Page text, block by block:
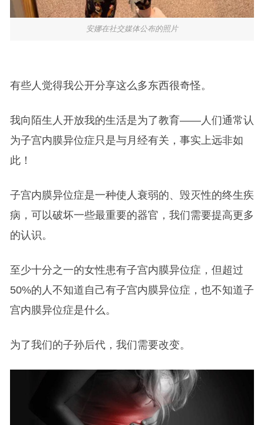
安娜在社交媒体公布的照片
有些人觉得我公开分享这么多东西很奇怪。
我向陌生人开放我的生活是为了教育——人们通常认
为子宫内膜异位症只是与月经有关，事实上远非如
此！
子宫内膜异位症是一种使人衰弱的、毁灭性的终生疾
病，可以破坏一些最重要的器官，我们需要提高更多
的认识。
至少十分之一的女性患有子宫内膜异位症，但超过
50%的人不知道自己有子宫内膜异位症，也不知道子
宫内膜异位症是什么。
为了我们的子孙后代，我们需要改变。